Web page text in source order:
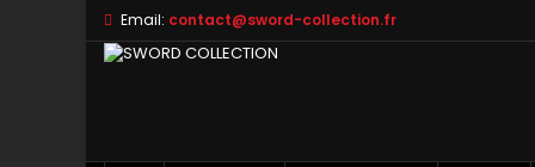
Email: contact@sword-collection.fr